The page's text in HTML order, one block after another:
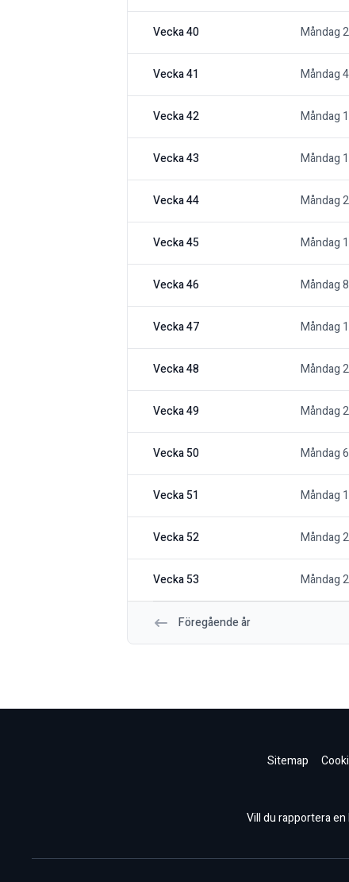
Vecka 40 Måndag
Vecka 41 Måndag
Vecka 42 Måndag
Vecka 43 Måndag
Vecka 44 Måndag
Vecka 45 Måndag
Vecka 46 Måndag
Vecka 47 Måndag
Vecka 48 Måndag
Vecka 49 Måndag
Vecka 50 Måndag
Vecka 51 Måndag
Vecka 52 Måndag
Vecka 53 Måndag
Föregående år
Sitemap
Vill du rapportera